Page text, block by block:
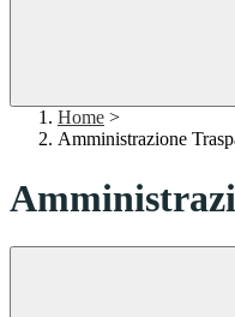
Home >
Amministrazione